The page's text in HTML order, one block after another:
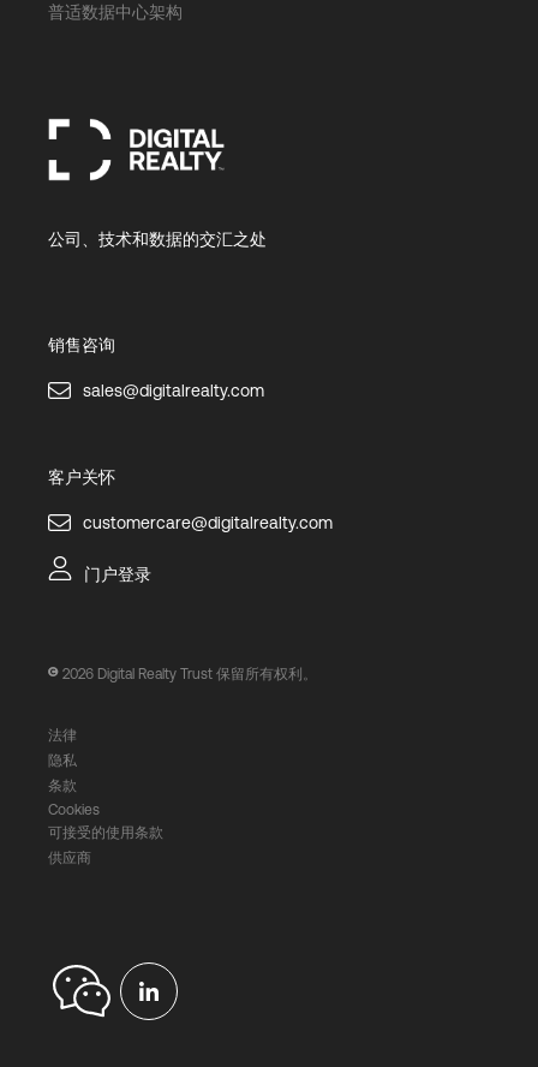
普适数据中心架构
公司、技术和数据的交汇之处
销售咨询
sales@digitalrealty.com
客户关怀
customercare@digitalrealty.com
门户登录
2026 Digital Realty Trust 保留所有权利。
法律
隐私
条款
Cookies
可接受的使用条款
供应商